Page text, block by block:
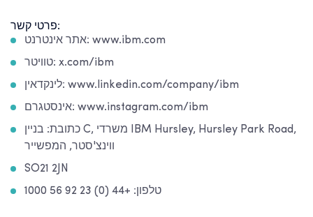
פרטי קשר:
אתר אינטרנט: www.ibm.com
טוויטר: x.com/ibm
לינקדאין: www.linkedin.com/company/ibm
אינסטגרם: www.instagram.com/ibm
כתובת: בניין C, משרדי IBM Hursley, Hursley Park Road,
ווינצ'סטר, המפשייר
SO21 2JN
טלפון: +44 (0) 23 92 56 1000